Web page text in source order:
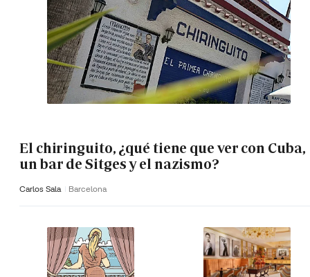
El chiringuito, ¿qué tiene que ver con Cuba,
un bar de Sitges y el nazismo?
Carlos Sala Barcelona